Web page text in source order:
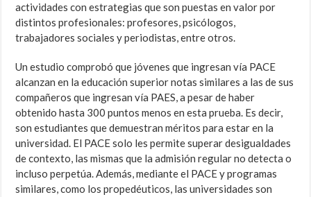
actividades con estrategias que son puestas en valor por
distintos profesionales: profesores, psicólogos,
trabajadores sociales y periodistas, entre otros.
Un estudio comprobó que jóvenes que ingresan vía PACE
alcanzan en la educación superior notas similares a las de sus
compañeros que ingresan vía PAES, a pesar de haber
obtenido hasta 300 puntos menos en esta prueba. Es decir,
son estudiantes que demuestran méritos para estar en la
universidad. El PACE solo les permite superar desigualdades
de contexto, las mismas que la admisión regular no detecta o
incluso perpetúa. Además, mediante el PACE y programas
similares, como los propedéuticos, las universidades son